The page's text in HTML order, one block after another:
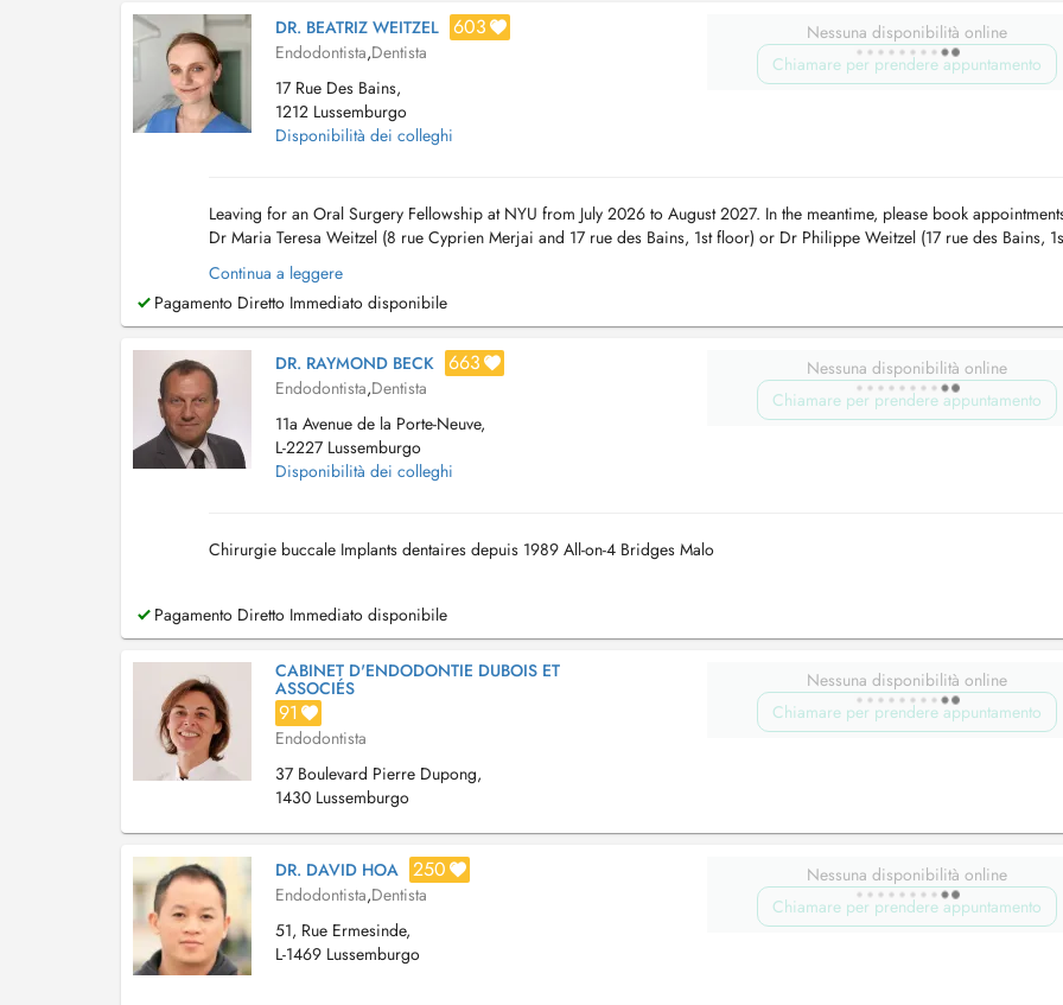
DR. BEATRIZ WEITZEL 603
Endodontista,Dentista
17 Rue Des Bains,
1212 Lussemburgo
Disponibilità dei colleghi
Nessuna disponibilità online
Chiamare per prendere appuntamento
Leaving for an Oral Surgery Fellowship at NYU from July 2026 to August 2027. In the meantime, please book
Dr Maria Teresa Weitzel (8 rue Cyprien Merjai and 17 rue des Bains, 1st floor) or Dr Philippe Weitzel (17 rue des Bains,
floor)....
Continua a leggere
Pagamento Diretto Immediato disponibile
DR. RAYMOND BECK 663
Endodontista,Dentista
11a Avenue de la Porte-Neuve,
L-2227 Lussemburgo
Disponibilità dei colleghi
Nessuna disponibilità online
Chiamare per prendere appuntamento
Chirurgie buccale Implants dentaires depuis 1989 All-on-4 Bridges Malo
Pagamento Diretto Immediato disponibile
CABINET D'ENDODONTIE DUBOIS ET
ASSOCIÉS
91
Endodontista
37 Boulevard Pierre Dupong,
1430 Lussemburgo
Nessuna disponibilità online
Chiamare per prendere appuntamento
DR. DAVID HOA 250
Endodontista,Dentista
51, Rue Ermesinde,
L-1469 Lussemburgo
Nessuna disponibilità online
Chiamare per prendere appuntamento